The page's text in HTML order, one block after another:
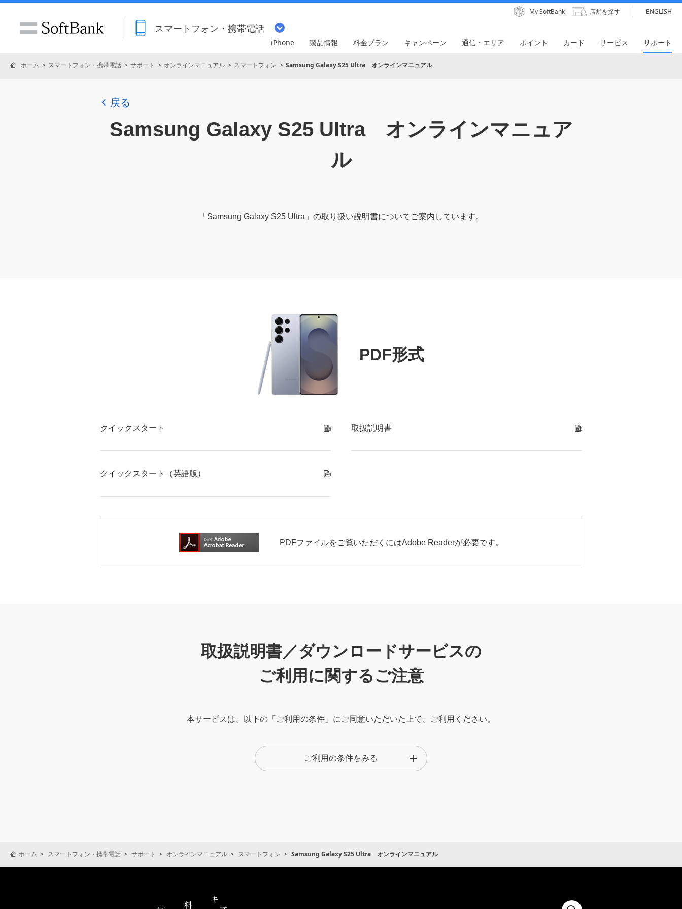
スマートフォン・携帯電話
My SoftBank 店舗を探す ENGLISH
iPhone 製品情報 料金プラン キャンペーン 通信・エリア ポイント カード サービス サポート
ホーム スマートフォン・携帯電話 サポート オンラインマニュアル スマートフォン Samsung Galaxy S25 Ultra オンラインマニュアル
戻る
Samsung Galaxy S25 Ultra
オンラインマニュア
ル
「 Samsung Galaxy S25 Ultra 」の取り扱い説明書についてご案内しています。
PDF形式
クイックスタート 取扱説明書
クイックスタート（英語版）
PDFファイルをご覧いただくにはAdobe Readerが必要です。
取扱説明書／ダウンロードサービスの
ご利用に関するご注意
本サービスは、以下の「ご利用の条件」にご同意いただいた上で、ご利用ください。
取扱説明書の内容は、製品の仕様変更などの理由により、予告なく変更される場合があります。そのため、本サービスに掲載さ
れている取扱説明書は、購入された製品に同梱されているクイックスタート、お願いとご注意や、現時点で発売されている製品
安全上のご注意は、お願いとご注意が制作された時点での法的及び業界基準に応じた内容になっているため、最新の内容ではな
い場合があります。あらかじめご了承ください。
本サービスに掲載されている取扱説明書は、主に製品が発売された当初のものです。そのため、マイナーチェンジなどの理由に
より、本サービスに掲載されている取扱説明書の記載内容とお客さまがお持ちの製品の仕様が異なる場合があります。あらかじ
ご利用の条件をみる
ホーム スマートフォン・携帯電話 サポート オンラインマニュアル スマートフォン Samsung Galaxy S25 Ultra オンラインマニュアル
料
キ